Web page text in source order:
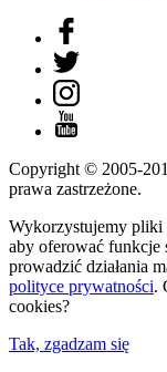
Copyright © 2005-
prawa zastrzeżone.
Wykorzystujemy pliki
aby oferować funkcje
prowadzić działania
polityce prywatności.
cookies?
Tak, zgadzam się